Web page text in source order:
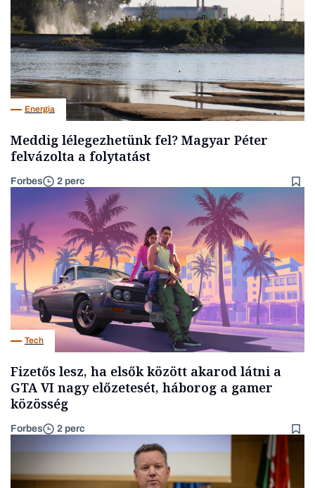
Energia
Meddig lélegezhetünk fel? Magyar Péter
felvázolta a folytatást
Forbes 2 perc
Tech
Fizetős lesz, ha elsők között akarod látni a
GTA VI nagy előzetesét, háborog a gamer
közösség
Forbes 2 perc